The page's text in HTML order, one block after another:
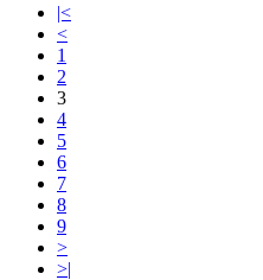
|<
<
1
2
3
4
5
6
7
8
9
>
>|